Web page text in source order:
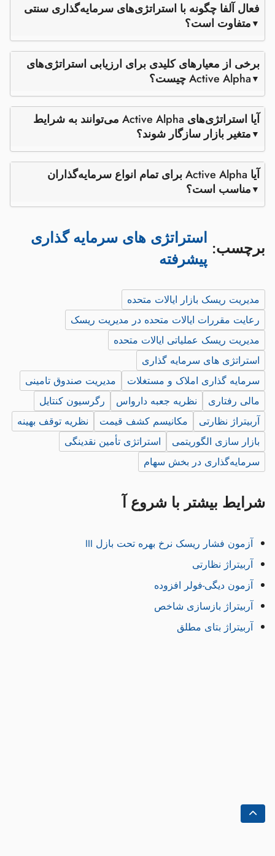
فعال آلفا چگونه با استراتژی‌های سرمایه‌گذاری سنتی
متفاوت است؟
برخی از معیارهای کلیدی برای ارزیابی استراتژی‌های
Active Alpha چیست؟
آیا استراتژی‌های Active Alpha می‌توانند به شرایط
متغیر بازار سازگار شوند؟
آیا Active Alpha برای تمام انواع سرمایه‌گذاران
مناسب است؟
برچسب: استراتژی های سرمایه گذاری
پیشرفته
مدیریت ریسک بازار ایالات متحده
رعایت مقررات ایالات متحده در مدیریت ریسک
مدیریت ریسک عملیاتی ایالات متحده
استراتژی های سرمایه گذاری
سرمایه گذاری املاک و مستغلات
مدیریت صندوق تامینی
مالی رفتاری
نظریه جعبه دارواس
رگرسیون کنتایل
آربیتراژ نظارتی
مکانیسم کشف قیمت
نظریه توقف بهینه
بازار سازی الگوریتمی
استراتژی تأمین نقدینگی
سرمایه‌گذاری در بخش سهام
شرایط بیشتر با شروع آ
آزمون فشار ریسک نرخ بهره تحت بازل III
آربیتراژ نظارتی
آزمون دیگی-فولر افزوده
آربیتراژ بازسازی شاخص
آربیتراژ بتای مطلق